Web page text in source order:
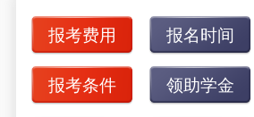
报考费用 报名时间
报考条件 领助学金